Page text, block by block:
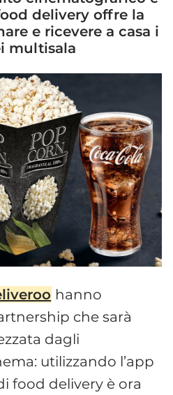
delivery offre la
e ricevere a casa i
multisala
hanno
che sarà
dagli
utilizzando l’app
food delivery è ora